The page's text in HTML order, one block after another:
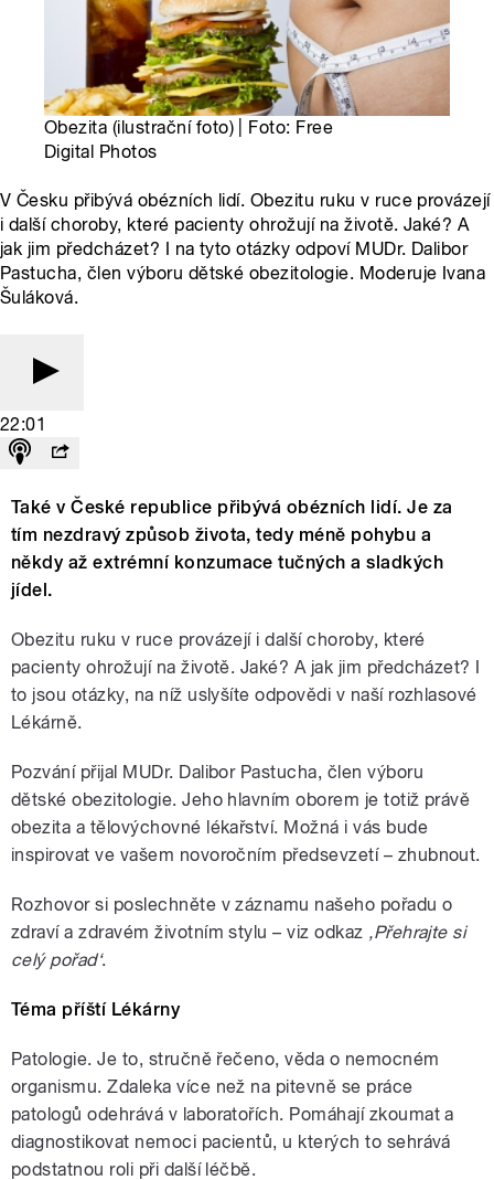
Obezita (ilustrační foto) | Foto: Free
Digital Photos
V Česku přibývá obézních lidí. Obezitu ruku v ruce provázejí
i další choroby, které pacienty ohrožují na životě. Jaké? A
jak jim předcházet? I na tyto otázky odpoví MUDr. Dalibor
Pastucha, člen výboru dětské obezitologie. Moderuje Ivana
Šuláková.
22:01
Také v České republice přibývá obézních lidí. Je za
tím nezdravý způsob života, tedy méně pohybu a
někdy až extrémní konzumace tučných a sladkých
jídel.
Obezitu ruku v ruce provázejí i další choroby, které
pacienty ohrožují na životě. Jaké? A jak jim předcházet? I
to jsou otázky, na níž uslyšíte odpovědi v naší rozhlasové
Lékárně.
Pozvání přijal MUDr. Dalibor Pastucha, člen výboru
dětské obezitologie. Jeho hlavním oborem je totiž právě
obezita a tělovýchovné lékařství. Možná i vás bude
inspirovat ve vašem novoročním předsevzetí – zhubnout.
Rozhovor si poslechněte v záznamu našeho pořadu o
zdraví a zdravém životním stylu – viz odkaz ‚Přehrajte si
celý pořad‘.
Téma příští Lékárny
Patologie. Je to, stručně řečeno, věda o nemocném
organismu. Zdaleka více než na pitevně se práce
patologů odehrává v laboratořích. Pomáhají zkoumat a
diagnostikovat nemoci pacientů, u kterých to sehrává
podstatnou roli při další léčbě.